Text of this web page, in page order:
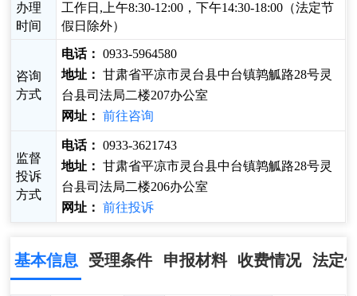
办理
时间
工作日,上午8:30-12:00，下午14:30-18:00（法定节
假日除外）
咨询
方式
电话： 0933-5964580
地址： 甘肃省平凉市灵台县中台镇鹑觚路28号灵
台县司法局二楼207办公室
网址： 前往咨询
监督
投诉
方式
电话： 0933-3621743
地址： 甘肃省平凉市灵台县中台镇鹑觚路28号灵
台县司法局二楼206办公室
网址： 前往投诉
基本信息 受理条件 申报材料 收费情况 法定